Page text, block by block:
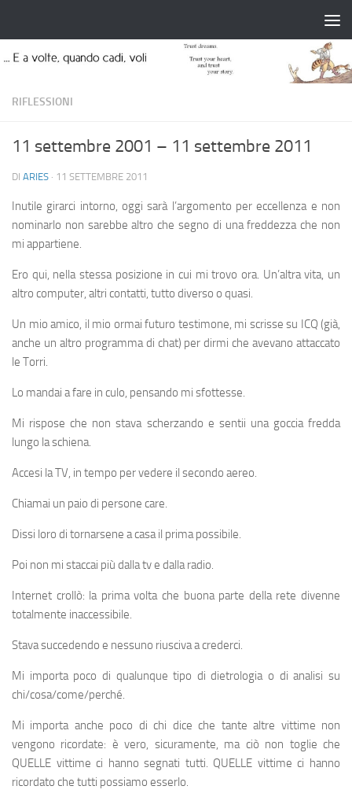
RIFLESSIONI
11 settembre 2001 – 11 settembre 2011
DI ARIES · 11 SETTEMBRE 2011
Inutile girarci intorno, oggi sarà l’argomento per eccellenza e non
nominarlo non sarebbe altro che segno di una freddezza che non
mi appartiene.
Ero qui, nella stessa posizione in cui mi trovo ora. Un’altra vita, un
altro computer, altri contatti, tutto diverso o quasi.
Un mio amico, il mio ormai futuro testimone, mi scrisse su ICQ (già,
anche un altro programma di chat) per dirmi che avevano attaccato
le Torri.
Lo mandai a fare in culo, pensando mi sfottesse.
Mi rispose che non stava scherzando e sentii una goccia fredda
lungo la schiena.
Accesi la TV, in tempo per vedere il secondo aereo.
Chiamai un paio di persone care.
Dissi loro di tornarsene a casa il prima possibile.
Poi non mi staccai più dalla tv e dalla radio.
Internet crollò: la prima volta che buona parte della rete divenne
totalmente inaccessibile.
Stava succedendo e nessuno riusciva a crederci.
Mi importa poco di qualunque tipo di dietrologia o di analisi su
chi/cosa/come/perché.
Mi importa anche poco di chi dice che tante altre vittime non
vengono ricordate: è vero, sicuramente, ma ciò non toglie che
QUELLE vittime ci hanno segnati tutti. QUELLE vittime ci hanno
ricordato che tutti possiamo esserlo.